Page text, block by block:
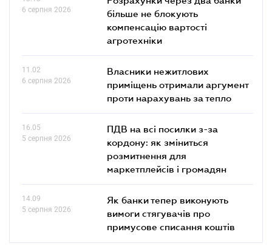
6 серпня 2026
більше не блокують
компенсацію вартості
агротехніки
11.02
6 серпня 2026
Власники нежитлових
приміщень отримали аргумент
проти нарахувань за тепло
16.05
5 серпня 2026
ПДВ на всі посилки з-за
кордону: як зміниться
розмитнення для
маркетплейсів і громадян
14.09
5 серпня 2026
Як банки тепер виконують
вимоги стягувачів про
примусове списання коштів